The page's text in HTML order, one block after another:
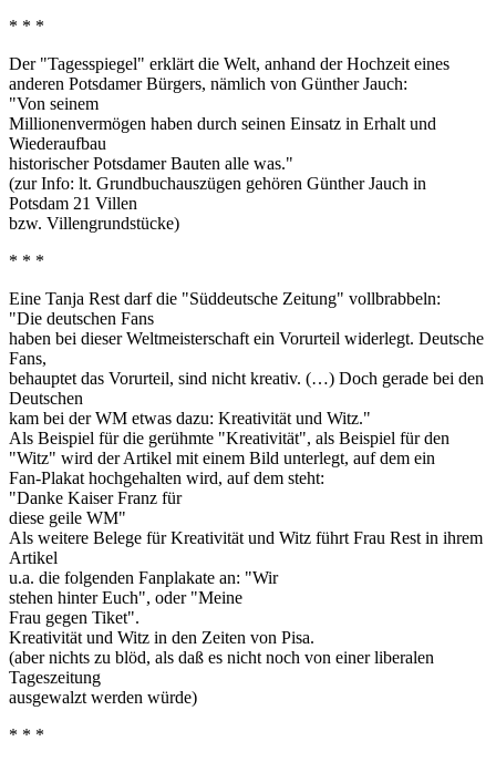
* * *
Der "Tagesspiegel" erklärt die Welt, anhand der Hochzeit eines
anderen Potsdamer Bürgers, nämlich von Günther Jauch:
"Von seinem
Millionenvermögen haben durch seinen Einsatz in Erhalt und
Wiederaufbau
historischer Potsdamer Bauten alle was."
(zur Info: lt. Grundbuchauszügen gehören Günther Jauch in
Potsdam 21 Villen
bzw. Villengrundstücke)
* * *
Eine Tanja Rest darf die "Süddeutsche Zeitung" vollbrabbeln:
"Die deutschen Fans
haben bei dieser Weltmeisterschaft ein Vorurteil widerlegt. Deutsche
Fans,
behauptet das Vorurteil, sind nicht kreativ. (…) Doch gerade bei den
Deutschen
kam bei der WM etwas dazu: Kreativität und Witz."
Als Beispiel für die gerühmte "Kreativität", als Beispiel für den
"Witz" wird der Artikel mit einem Bild unterlegt, auf dem ein
Fan-Plakat hochgehalten wird, auf dem steht:
"Danke Kaiser Franz für
diese geile WM"
Als weitere Belege für Kreativität und Witz führt Frau Rest in ihrem
Artikel
u.a. die folgenden Fanplakate an: "Wir
stehen hinter Euch", oder "Meine
Frau gegen Tiket".
Kreativität und Witz in den Zeiten von Pisa.
(aber nichts zu blöd, als daß es nicht noch von einer liberalen
Tageszeitung
ausgewalzt werden würde)
* * *